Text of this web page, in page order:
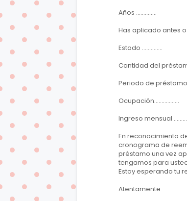
Años ..............
Has aplicado antes o
Estado ..............
Cantidad del
Periodo de préstamo
Ocupación.................
Ingreso mensual
En reconocimiento
cronograma de
préstamo una vez
tengamos para
Estoy esperando tu
Atentamente